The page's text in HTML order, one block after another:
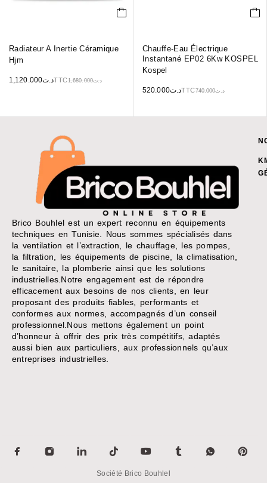
Radiateur A Inertie Céramique
Hjm
د.ت1,680.000 د.ت1,120.000 TTC
Chauffe-Eau Électrique
Instantané EP02 6Kw KOSPEL
Kospel
د.ت740.000 د.ت520.000 TTC
Brico Bouhlel est un expert reconnu en équipements
techniques en Tunisie. Nous sommes spécialisés dans
la ventilation et l’extraction, le chauffage, les pompes,
la filtration, les équipements de piscine, la climatisation,
le sanitaire, la plomberie ainsi que les solutions
industrielles.Notre engagement est de répondre
efficacement aux besoins de nos clients, en leur
proposant des produits fiables, performants et
conformes aux normes, accompagnés d’un conseil
professionnel.Nous mettons également un point
d’honneur à offrir des prix très compétitifs, adaptés
aussi bien aux particuliers, aux professionnels qu’aux
entreprises industrielles.
Société Brico Bouhlel